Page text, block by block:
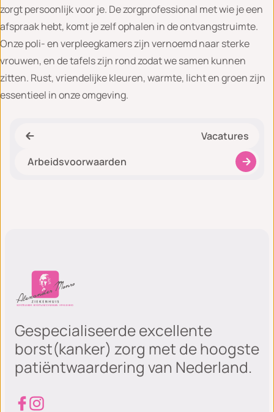
zorgt persoonlijk voor je. De zorgprofessional met wie je een
afspraak hebt, komt je zelf ophalen in de ontvangstruimte.
Onze poli- en verpleegkamers zijn vernoemd naar sterke
vrouwen, en de tafels zijn rond zodat we samen kunnen
zitten. Rust, vriendelijke kleuren, warmte, licht en groen zijn
essentieel in onze omgeving.
Vacatures
Arbeidsvoorwaarden
Gespecialiseerde excellente
borst(kanker) zorg met de hoogste
patiëntwaardering van Nederland.